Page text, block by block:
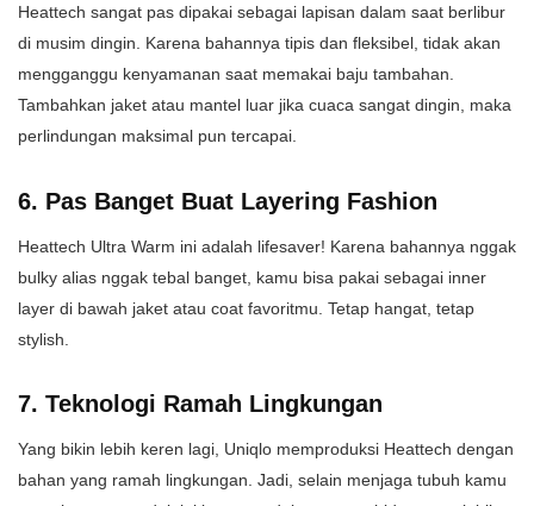
Heattech sangat pas dipakai sebagai lapisan dalam saat berlibur
di musim dingin. Karena bahannya tipis dan fleksibel, tidak akan
mengganggu kenyamanan saat memakai baju tambahan.
Tambahkan jaket atau mantel luar jika cuaca sangat dingin, maka
perlindungan maksimal pun tercapai.
6. Pas Banget Buat Layering Fashion
Heattech Ultra Warm ini adalah lifesaver! Karena bahannya nggak
bulky alias nggak tebal banget, kamu bisa pakai sebagai inner
layer di bawah jaket atau coat favoritmu. Tetap hangat, tetap
stylish.
7. Teknologi Ramah Lingkungan
Yang bikin lebih keren lagi, Uniqlo memproduksi Heattech dengan
bahan yang ramah lingkungan. Jadi, selain menjaga tubuh kamu